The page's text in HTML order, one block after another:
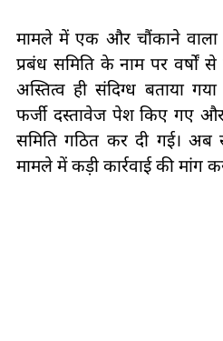
मामले में एक और चौंकाने
प्रबंध समिति के नाम पर वर्षों
अस्तित्व ही संदिग्ध बताया
फर्जी दस्तावेज पेश किए गए
समिति गठित कर दी गई। अब
मामले में कड़ी कार्रवाई की मांग